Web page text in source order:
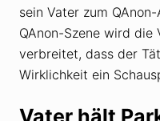
sein Vater zum
QAnon-Szene wird die
verbreitet, dass der
Wirklichkeit ein
Vater hält